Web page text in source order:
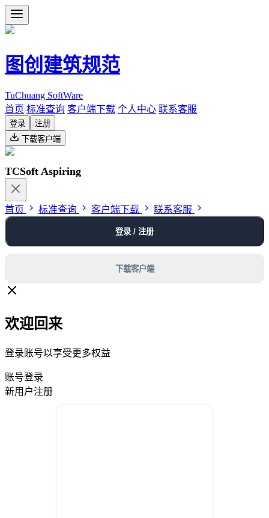
图创建筑规范
TuChuang SoftWare
首页 标准查询 客户端下载 个人中心 联系客服
登录
注册
下载客户端
TCSoft Aspiring
首页 标准查询 客户端下载 联系客服
登录 / 注册
下载客户端
欢迎回来
登录账号以享受更多权益
账号登录
新用户注册